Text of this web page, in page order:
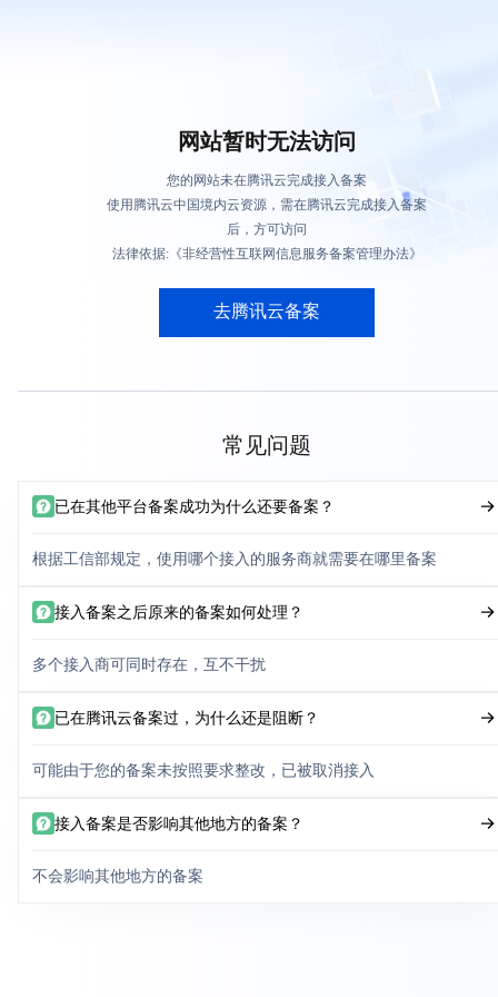
网站暂时无法访问
您的网站未在腾讯云完成接入备案
使用腾讯云中国境内云资源，需在腾讯云完成接入备案
后，方可访问
法律依据:《非经营性互联网信息服务备案管理办法》
去腾讯云备案
常见问题
已在其他平台备案成功为什么还要备案？
根据工信部规定，使用哪个接入的服务商就需要在哪里备案
接入备案之后原来的备案如何处理？
多个接入商可同时存在，互不干扰
已在腾讯云备案过，为什么还是阻断？
可能由于您的备案未按照要求整改，已被取消接入
接入备案是否影响其他地方的备案？
不会影响其他地方的备案